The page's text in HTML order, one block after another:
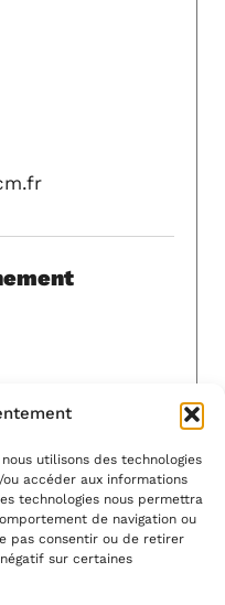
utilisons des technologies
accéder aux informations
technologies nous permettra
de navigation ou
pas consentir ou de retirer
sur certaines
contactez-
.